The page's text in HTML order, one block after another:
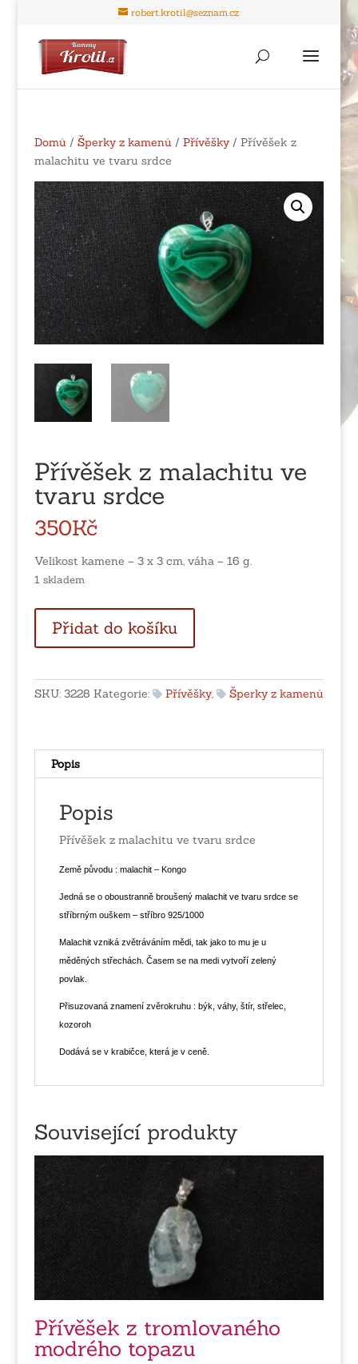
robert.krotil@seznam.cz
Domů / Šperky z kamenů / Přívěšky/ Přívěšek z
malachitu ve tvaru srdce
Přívěšek z malachitu ve
tvaru srdce
350Kč
Velikost kamene – 3 x 3 cm, váha – 16 g.
1 skladem
malachitu
tvaru
Přidat do košíku
SKU: 3228 Kategorie: Přívěšky, Šperky z kamenů
Popis
Popis
Přívěšek z malachitu ve tvaru srdce
Země původu : malachit – Kongo
Jedná se o oboustranně broušený malachit ve tvaru srdce se
stříbrným ouškem – stříbro 925/1000
Malachit vzniká zvětráváním mědi, tak jako to mu je u
měděných střechách. Časem se na medi vytvoří zelený
povlak.
Přisuzovaná znamení zvěrokruhu : býk, váhy, štír, střelec,
kozoroh
Dodává se v krabičce, která je v ceně.
Související produkty
Přívěšek z tromlovaného
modrého topazu